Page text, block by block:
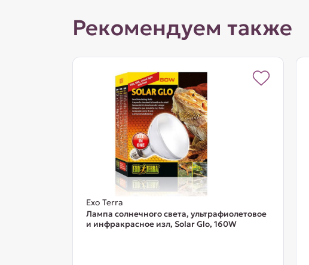
Рекомендуем также
Exo Terra
Лампа солнечного света, ультрафиолетовое
и инфракрасное изл, Solar Glo, 160W